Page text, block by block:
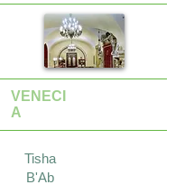
VENECI
A
Tisha
B'Ab